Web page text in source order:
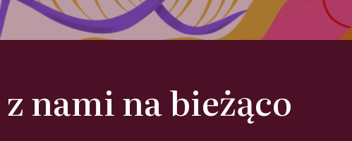
z nami na bieżąco